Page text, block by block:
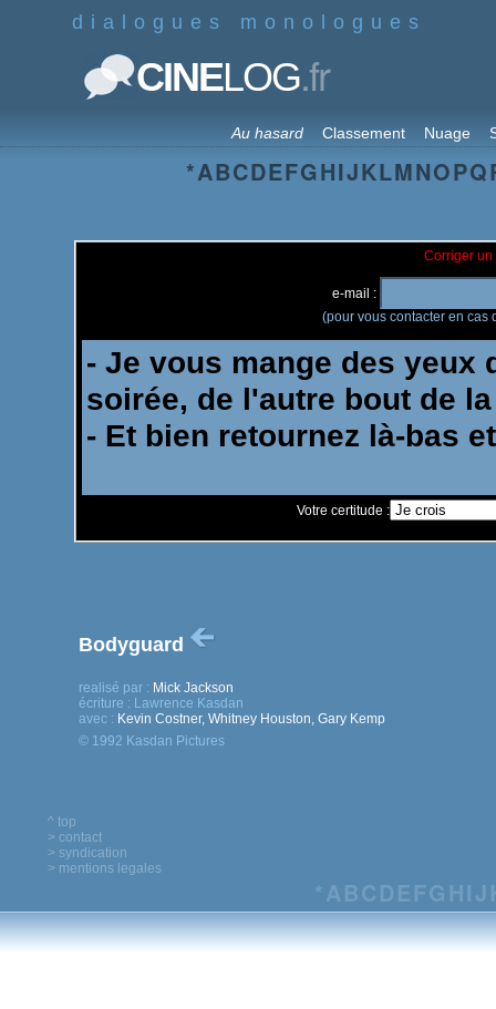
dialogues monologues
CINELOG.fr
Au hasard Classement Nuage
*ABCDEFGHIJKLMNOPQ
Corriger un
e-mail :
(pour vous contacter en cas
Votre certitude :
Bodyguard
realisé par : Mick Jackson
écriture : Lawrence Kasdan
avec : Kevin Costner, Whitney Houston, Gary Kemp
© 1992 Kasdan Pictures
^ top
> contact
> syndication
> mentions legales
*ABCDEFG HIJ